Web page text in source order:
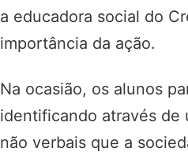
a educadora social do
importância da ação.
Na ocasião, os alunos
identificando através de
não verbais que a